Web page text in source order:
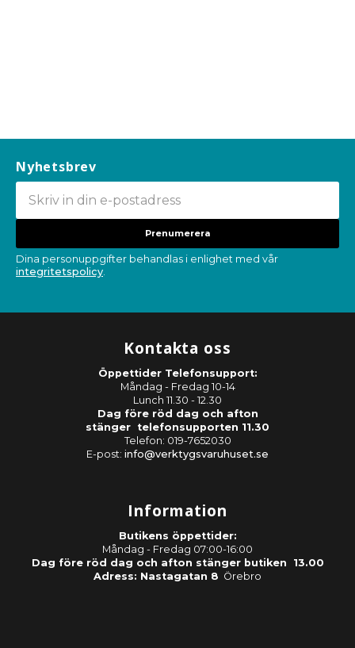
Nyhetsbrev
Prenumerera
Dina personuppgifter behandlas i enlighet med vår
integritetspolicy.
Kontakta oss
Öppettider Telefonsupport:
Måndag - Fredag 10-14
Lunch 11.30 - 12.30
Dag före röd dag och afton
stänger telefonsupporten 11.30
Telefon: 019-7652030
E-post: info@verktygsvaruhuset.se
Information
Butikens öppettider:
Måndag - Fredag 07:00-16:00
Dag före röd dag och afton stänger butiken 13.00
Adress: Nastagatan 8 Örebro